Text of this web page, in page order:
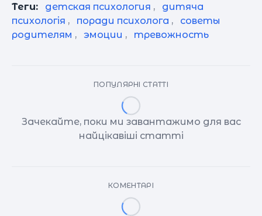
Теги: детская психология ,
дитяча
психологія , поради психолога ,
советы
родителям , эмоции , тревожность
ПОПУЛЯРНІ СТАТТІ
Зачекайте, поки ми завантажимо для вас
найцікавіші статті
КОМЕНТАРІ